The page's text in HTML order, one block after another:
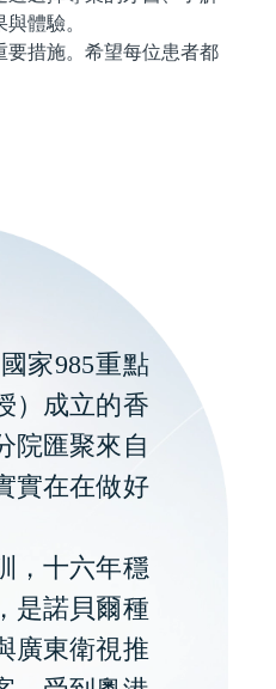
體驗。
措施。希望每位患者都
家985重點
）成立的香
院匯聚來自
實在在做好
，十六年穩
是諾貝爾種
廣東衛視推